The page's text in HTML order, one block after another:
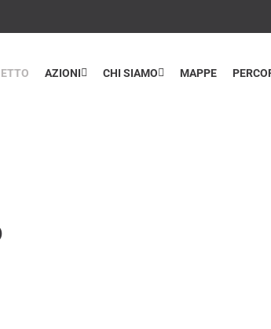
AZIONI CHI SIAMO MAPPE